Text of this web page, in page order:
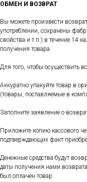
ОБМЕН И ВОЗВРАТ
Вы можете произвести
употреблении, сохранены
свойства и т.п.) в течение 14
получения товара.
Для того, чтобы осуществить
Аккуратно упакуйте товар в
(товары, поставляемые в
Заполните заявление о
Приложите копию кассового
подтверждающих факт
Денежные средства будут
даты получения нами
был оплачен товар